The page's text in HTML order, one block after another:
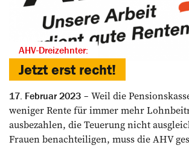
AHV-Dreizehnter:
Jetzt erst recht!
17. Februar 2023
Weil die
weniger Rente für immer mehr
ausbezahlen, die Teuerung nicht
Frauen benachteiligen, muss die AHV